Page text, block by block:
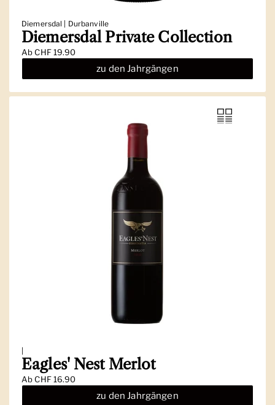
Diemersdal | Durbanville
Diemersdal Private Collection
AbCHF 19.90
zu den Jahrgängen
Eagles' Nest Merlot
AbCHF 16.90
zu den Jahrgängen